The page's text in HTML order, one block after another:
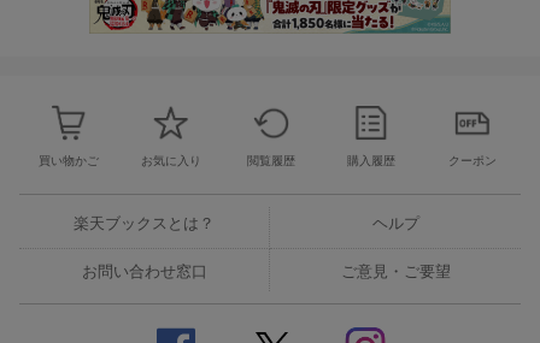
買い物かご お気に入り 閲覧履歴 購入履歴 クーポン
楽天ブックスとは？ ヘルプ
お問い合わせ窓口 ご意見・ご要望